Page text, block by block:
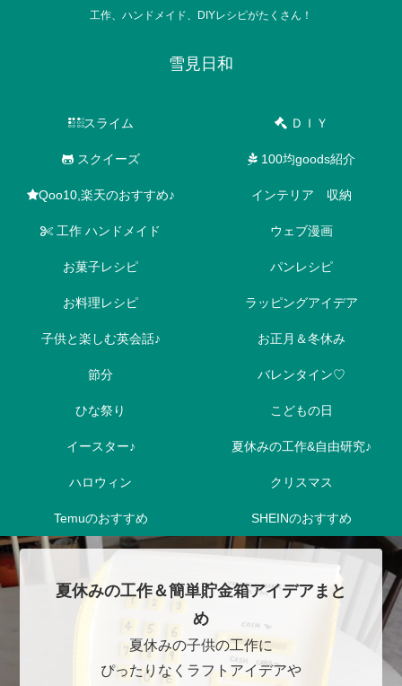
工作、ハンドメイド、DIYレシピがたくさん！
雪見日和
スライム ＤＩＹ
スクイーズ 100均goods紹介
Qoo10,楽天のおすすめ♪ インテリア 収納
工作 ハンドメイド ウェブ漫画
お菓子レシピ パンレシピ
お料理レシピ ラッピングアイデア
子供と楽しむ英会話♪ お正月＆冬休み
節分 バレンタイン♡
ひな祭り こどもの日
イースター♪ 夏休みの工作&自由研究♪
ハロウィン クリスマス
Temuのおすすめ SHEINのおすすめ
夏休みの工作＆簡単貯金箱アイデアまと
め
夏休みの子供の工作に
ぴったりなくラフトアイデアや